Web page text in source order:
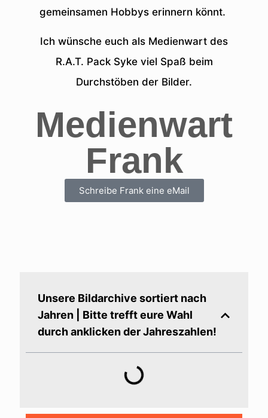
gemeinsamen Hobbys erinnern könnt.
Ich wünsche euch als Medienwart des
R.A.T. Pack Syke viel Spaß beim
Durchstöben der Bilder.
Medienwart
Frank
Schreibe Frank eine eMail
Unsere Bildarchive sortiert nach
Jahren | Bitte trefft eure Wahl
durch anklicken der Jahreszahlen!